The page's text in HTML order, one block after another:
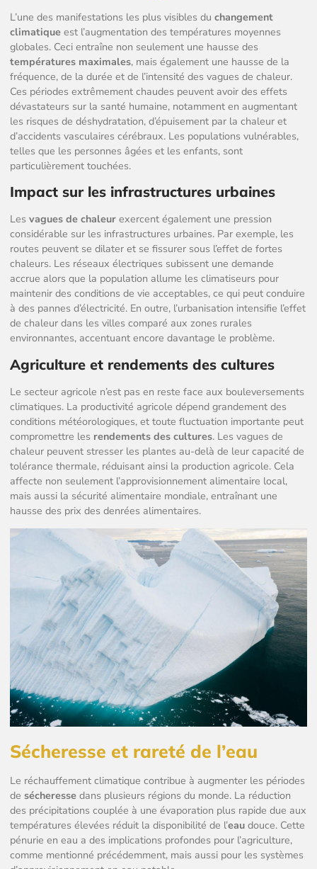
L’une des manifestations les plus visibles duchangement
climatique est l’augmentation des températures moyennes
globales. Ceci entraîne non seulement une hausse des
températures maximales, mais également une hausse de la
fréquence, de la durée et de l’intensité des vagues de chaleur.
Ces périodes extrêmement chaudes peuvent avoir des effets
dévastateurs sur la santé humaine, notamment en augmentant
les risques de déshydratation, d’épuisement par la chaleur et
d’accidents vasculaires cérébraux. Les populations vulnérables,
telles que les personnes âgées et les enfants, sont
particulièrement touchées.
Impact sur les infrastructures urbaines
Lesvagues de chaleur exercent également une pression
considérable sur les infrastructures urbaines. Par exemple, les
routes peuvent se dilater et se fissurer sous l’effet de fortes
chaleurs. Les réseaux électriques subissent une demande
accrue alors que la population allume les climatiseurs pour
maintenir des conditions de vie acceptables, ce qui peut conduire
à des pannes d’électricité. En outre, l’urbanisation intensifie l’effet
de chaleur dans les villes comparé aux zones rurales
environnantes, accentuant encore davantage le problème.
Agriculture et rendements des cultures
Le secteur agricole n’est pas en reste face aux bouleversements
climatiques. La productivité agricole dépend grandement des
conditions météorologiques, et toute fluctuation importante peut
compromettre les rendements des cultures. Les vagues de
chaleur peuvent stresser les plantes au-delà de leur capacité de
tolérance thermale, réduisant ainsi la production agricole. Cela
affecte non seulement l’approvisionnement alimentaire local,
mais aussi la sécurité alimentaire mondiale, entraînant une
hausse des prix des denrées alimentaires.
Sécheresse et rareté de l’eau
Le réchauffement climatique contribue à augmenter les périodes
de sécheresse dans plusieurs régions du monde. La réduction
des précipitations couplée à une évaporation plus rapide due aux
températures élevées réduit la disponibilité de l’eau douce. Cette
pénurie en eau a des implications profondes pour l’agriculture,
comme mentionné précédemment, mais aussi pour les systèmes